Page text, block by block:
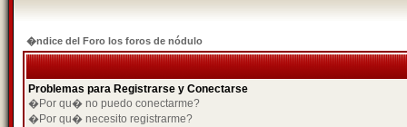
�ndice del Foro los foros de nódulo
Problemas para Registrarse y Conectarse
�Por qu� no puedo conectarme?
�Por qu� necesito registrarme?